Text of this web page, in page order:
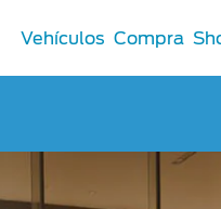
Vehículos Compra